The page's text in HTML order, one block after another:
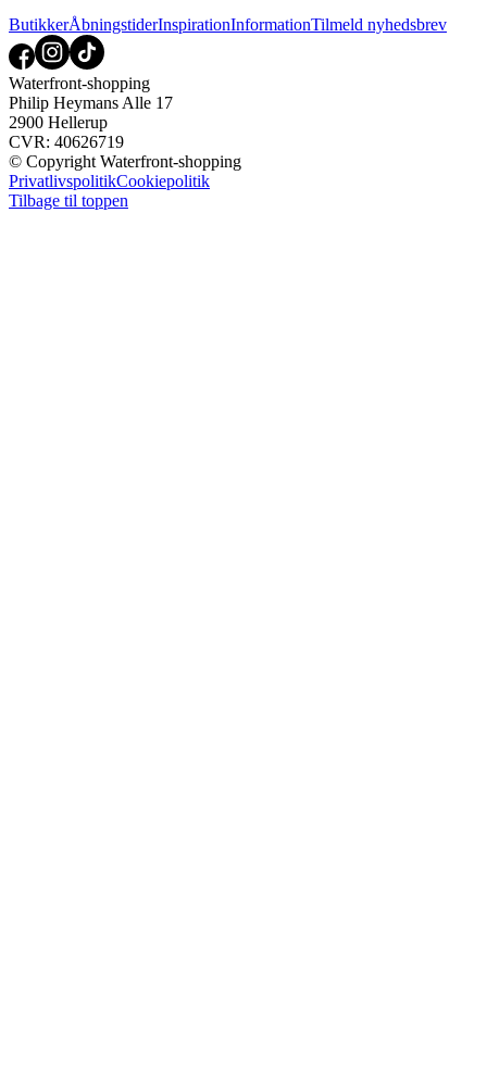
ButikkerÅbningstiderInspirationInformationTilmeld nyhedsbrev
Waterfront-shopping
Philip Heymans Alle 17
2900 Hellerup
CVR: 40626719
© Copyright Waterfront-shopping
PrivatlivspolitikCookiepolitik
Tilbage til toppen